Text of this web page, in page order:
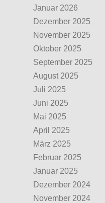
Januar 2026
Dezember 2025
November 2025
Oktober 2025
September 2025
August 2025
Juli 2025
Juni 2025
Mai 2025
April 2025
März 2025
Februar 2025
Januar 2025
Dezember 2024
November 2024